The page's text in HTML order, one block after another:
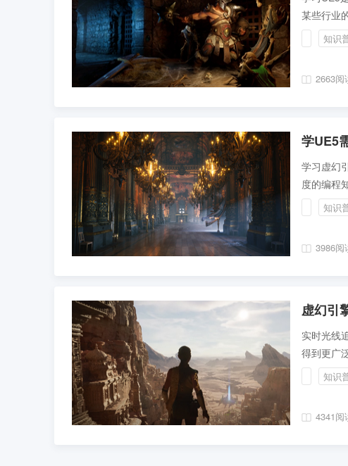
某些行业
知识
2663阅
学UE5
学习虚幻
度的编程
知识
3986阅
虚幻引
实时光线
得到更广
知识
4341阅